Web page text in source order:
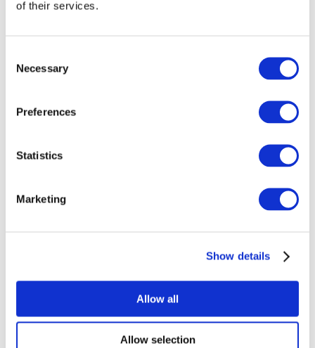
of their services.
Selection
Necessary
Preferences
Statistics
Marketing
Show details
Allow all
Allow selection
Konserler
Klasik müzik